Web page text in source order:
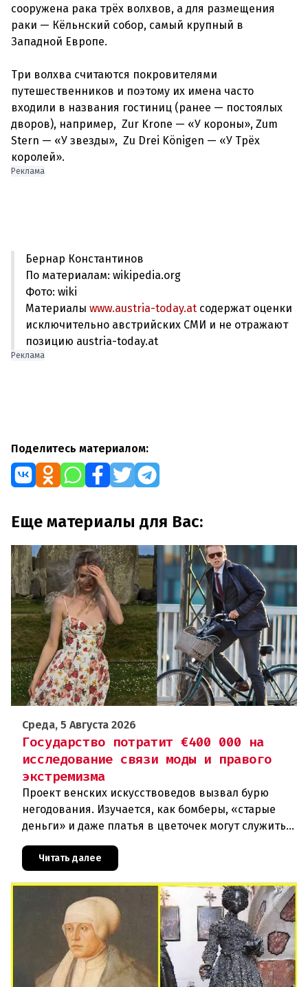
сооружена рака трёх волхвов, а для размещения
раки — Кёльнский собор, самый крупный в
Западной Европе.
Три волхва считаются покровителями
путешественников и поэтому их имена часто
входили в названия гостиниц (ранее — постоялых
дворов), например, Zur Krone — «У короны», Zum
Stern — «У звезды», Zu Drei Königen — «У Трёх
Реклама
Бернар Константинов
По материалам: wikipedia.org
Фото: wiki
Материалы www.austria-today.at содержат оценки
исключительно австрийских СМИ и не отражают
позицию austria-today.at
Реклама
Поделитесь материалом:
Еще материалы для Вас:
Среда, 5 Августа 2026
Государство потратит €400 000 на
исследование связи моды и правого
экстремизма
Проект венских искусствоведов вызвал бурю
негодования. Изучается, как бомберы, «старые
деньги» и даже платья в цветочек могут служить
инструментом пропаганды. Оппоненты требуют
ответа от министра наук
Читать далее